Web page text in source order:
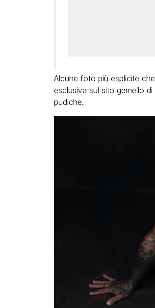
Alcune foto più esplicite che
esclusiva sul sito gemello di
pudiche.